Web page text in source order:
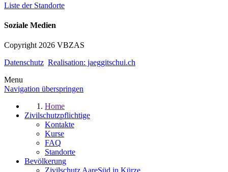
Liste der Standorte
Soziale Medien
Copyright 2026 VBZAS
Datenschutz Realisation: jaeggitschui.ch
Menu
Navigation überspringen
Home
Zivilschutzpflichtige
Kontakte
Kurse
FAQ
Standorte
Bevölkerung